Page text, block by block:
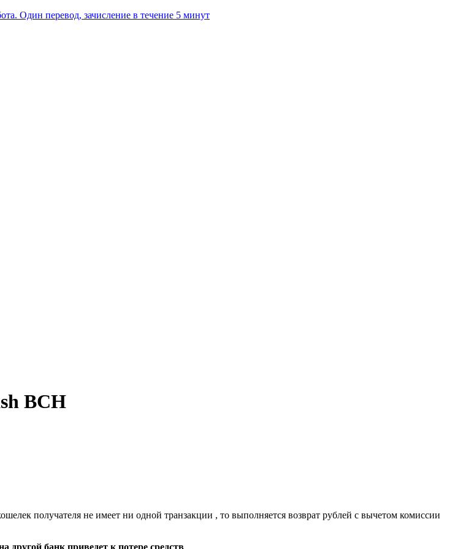
Один перевод, зачисление в течение 5 минут
BCH
получателя не имеет ни одной транзакции , то выполняется возврат рублей с вычетом комиссии
другой банк приведет к потере средств